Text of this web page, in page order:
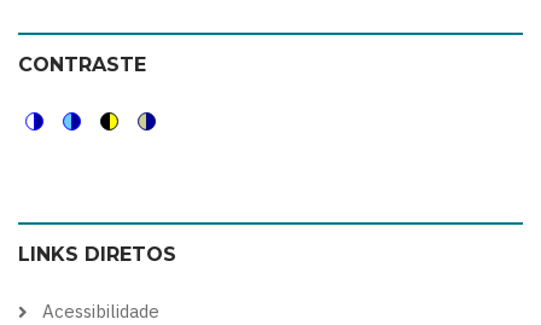
CONTRASTE
color
theme
blue
theme
high
visibility
soft
theme
LINKS DIRETOS
Acessibilidade